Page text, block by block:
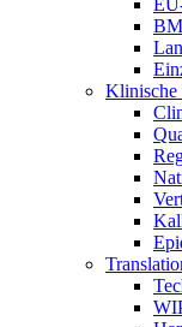
Klinische